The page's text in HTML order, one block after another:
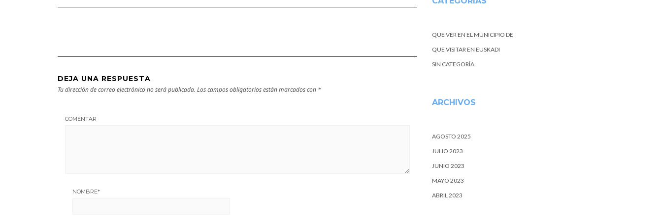
Guía turística y
próxima
Vizcaya
DEJA UNA RESPUESTA
Tu dirección de correo electrónico no será publicada. Los campos obligatorios están marcados con *
COMENTAR
NOMBRE*
QUE VER EN EL MUNICIPIO DE
QUE VISITAR EN EUSKADI
SIN CATEGORÍA
ARCHIVOS
AGOSTO 2025
JULIO 2023
JUNIO 2023
MAYO 2023
ABRIL 2023